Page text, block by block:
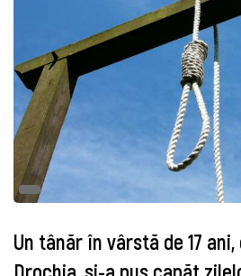
Un tânăr în vârstă de 17